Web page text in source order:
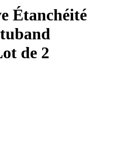
Étanchéité
de 2